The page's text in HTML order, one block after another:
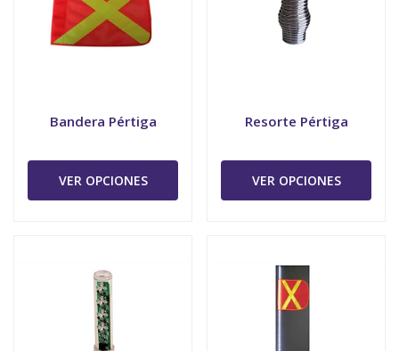
Bandera Pértiga
VER OPCIONES
Resorte Pértiga
VER OPCIONES